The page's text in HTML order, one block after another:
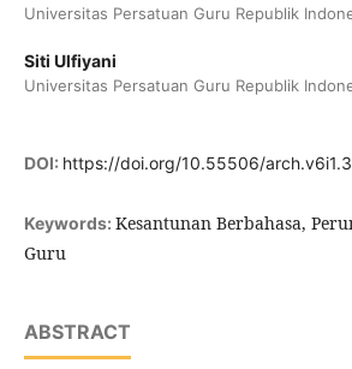
Universitas Persatuan Guru Republik
Siti Ulfiyani
Universitas Persatuan Guru Republik
DOI: https://doi.org/10.55506/
Keywords: Kesantunan Berbahasa,
Guru
ABSTRACT